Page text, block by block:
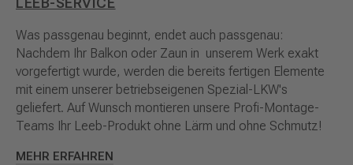
Was passgenau beginnt, endet auch passgenau:
Nachdem Ihr Balkon oder Zaun in unserem Werk exakt
vorgefertigt wurde, werden die bereits fertigen Elemente
mit einem unserer betriebseigenen Spezial-LKW's
geliefert. Auf Wunsch montieren unsere Profi-Montage-
Teams Ihr Leeb-Produkt ohne Lärm und ohne Schmutz!
MEHR ERFAHREN